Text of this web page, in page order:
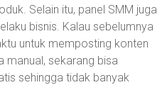
Selain itu, panel SMM juga
bisnis. Kalau sebelumnya
untuk memposting konten
manual, sekarang bisa
sehingga tidak banyak